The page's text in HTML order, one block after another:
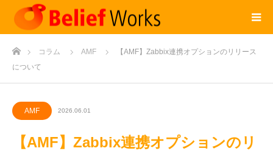
コラム AMF
【AMF】Zabbix連携オプションのリリース
について
AMF 2026.06.01
【AMF】Zabbix連携オプションのリ